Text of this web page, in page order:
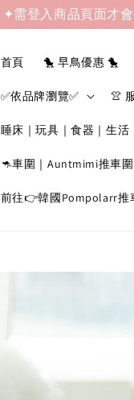
✦需登入商品頁面才
首頁 🐤 早鳥優惠 🐤
✅依品牌瀏覽✅ 👚
睡床｜玩具｜食器｜生活
🦘車圍｜Auntmimi推車
前往👉韓國Pompolarr推